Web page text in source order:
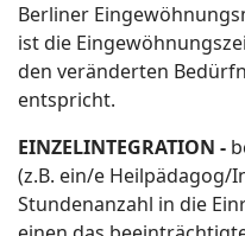
Berliner
ist die
den veränderten
entspricht.
EINZELINTEGRATION -
(z.B. ein/e Heilpädagog/
Stundenanzahl in die